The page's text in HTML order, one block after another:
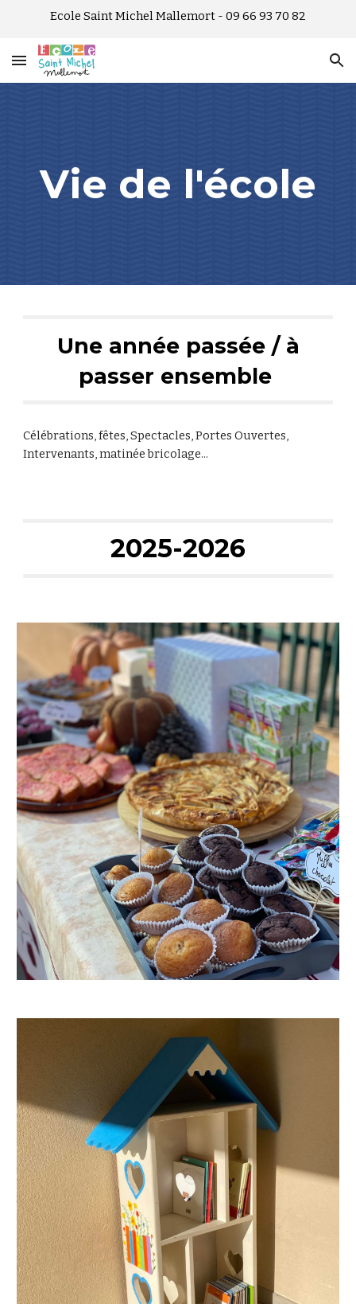
Ecole Saint Michel Mallemort - 09 66 93 70 82
Vie de l'école
Uneannée passée /à
passer ensemble
Célébrations, fêtes, Spectacles, Portes Ouvertes,
Intervenants, matinée bricolage...
2025-2026